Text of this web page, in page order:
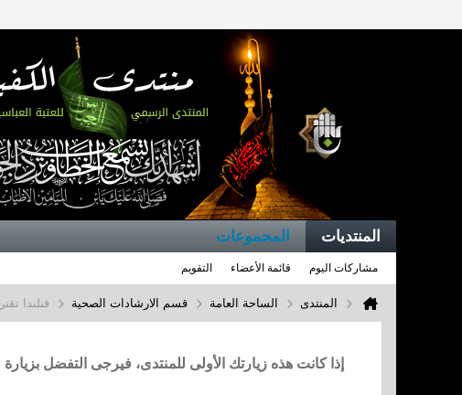
المنتديات المجموعات
مشاركات اليوم قائمة الأعضاء التقويم
المنتدى الساحة العامة قسم الارشادات الصحية فنلندا
إذا كانت هذه زيارتك الأولى للمنتدى، فيرجى التفضل